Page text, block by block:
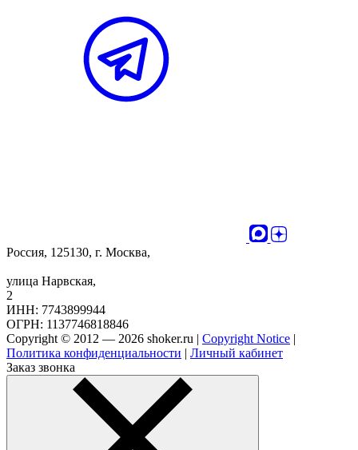
Россия, 125130, г. Москва,
улица Нарвская,
2
ИНН: 7743899944
ОГРН: 1137746818846
Copyright © 2012 — 2026 shoker.ru | Copyright Notice |
Политика конфиденциальности | Личный кабинет
Заказ звонка